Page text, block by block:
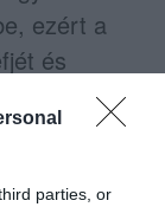
parties, or
ezért a
és